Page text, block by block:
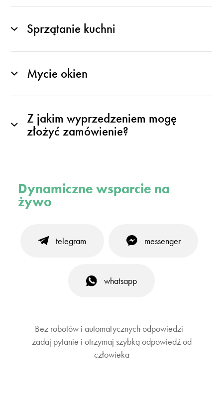
Sprzątanie kuchni
Mycie okien
Z jakim wyprzedzeniem mogę
złożyć zamówienie?
Dynamiczne wsparcie na
żywo
telegram messenger
whatsapp
Bez robotów i automatycznych odpowiedzi -
zadaj pytanie i otrzymaj szybką odpowiedź od
człowieka